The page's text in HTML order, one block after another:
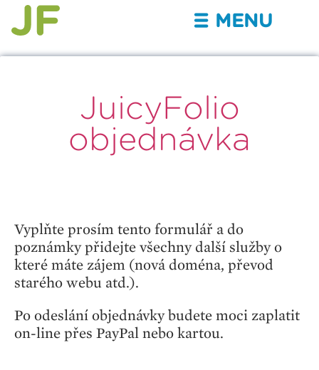
III MENU
JuicyFolio
objednávka
Vyplňte prosím tento formulář a do
poznámky přidejte všechny další služby o
které máte zájem (nová doména, převod
starého webu atd.).
Po odeslání objednávky budete moci zaplatit
on-line přes PayPal nebo kartou.